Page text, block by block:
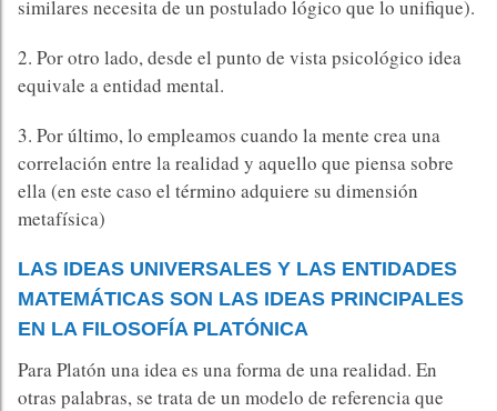
similares necesita de un postulado lógico que lo unifique).
2. Por otro lado, desde el punto de vista psicológico idea
equivale a entidad mental.
3. Por último, lo empleamos cuando la mente crea una
correlación entre la realidad y aquello que piensa sobre
ella (en este caso el término adquiere su dimensión
metafísica)
LAS IDEAS UNIVERSALES Y LAS ENTIDADES
MATEMÁTICAS SON LAS IDEAS PRINCIPALES
EN LA FILOSOFÍA PLATÓNICA
Para Platón una idea es una forma de una realidad. En
otras palabras, se trata de un modelo de referencia que